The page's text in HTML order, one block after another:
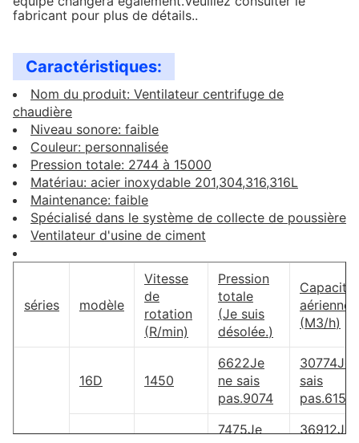
fabricant pour plus de détails..
Caractéristiques:
Nom du produit: Ventilateur centrifuge de
chaudière
Niveau sonore: faible
Couleur: personnalisée
Pression totale: 2744 à 15000
Matériau: acier inoxydable 201,304,316,316L
Maintenance: faible
Spécialisé dans le système de collecte de poussière
Ventilateur d'usine de ciment
séries modèle
Vitesse
de
rotation
(R/min)
Pression
totale
(Je suis
désolée.)
Capacité
aérienne
(M3/h)
16D 1450
6622Je
ne sais
pas.9074
30774Je
sais
pas.
7475Je
36912Je